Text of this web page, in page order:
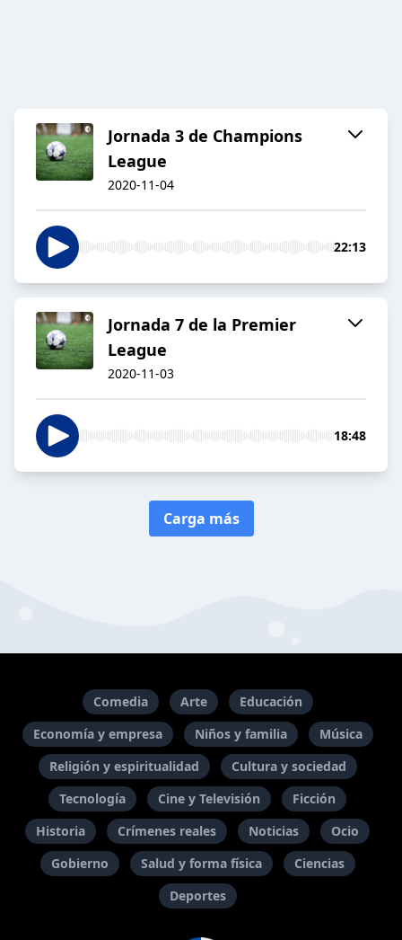
Jornada 3 de Champions
League
2020-11-04
22:13
Jornada 7 de la Premier
League
2020-11-03
18:48
Carga más
Comedia Arte
Educación
Economía y empresa
Niños y familia
Música
Religión y espiritualidad
Cultura y sociedad
Tecnología
Cine y Televisión
Ficción
Historia
Crímenes reales Noticias
Ocio
Gobierno
Salud y forma física
Ciencias
Deportes